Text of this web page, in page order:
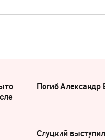
Погиб Александр
Слуцкий